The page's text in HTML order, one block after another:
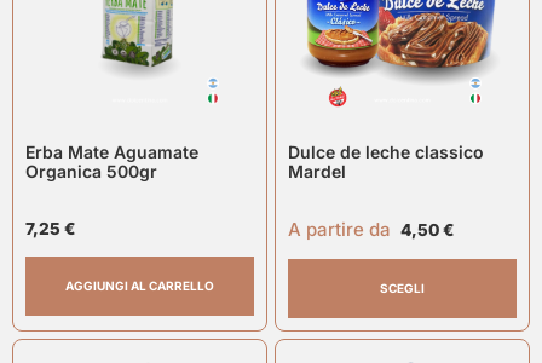
Erba Mate Aguamate
Organica 500gr
7,25 €
AGGIUNGI AL CARRELLO
Dulce de leche classico
Mardel
A partire da 4,50€
SCEGLI